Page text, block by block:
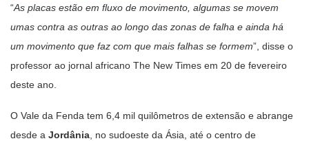
“As placas estão em fluxo de movimento, algumas se movem
umas contra as outras ao longo das zonas de falha e ainda há
um movimento que faz com que mais falhas se formem”, disse o
professor ao jornal africano The New Times em 20 de fevereiro
deste ano.
O Vale da Fenda tem 6,4 mil quilômetros de extensão e abrange
desde a Jordânia , no sudoeste da Ásia, até o centro de